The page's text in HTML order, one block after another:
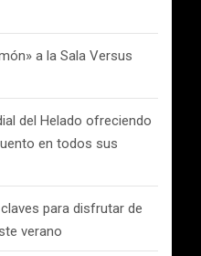
a la Sala Versus
del Helado ofreciendo
en todos sus
para disfrutar de
verano